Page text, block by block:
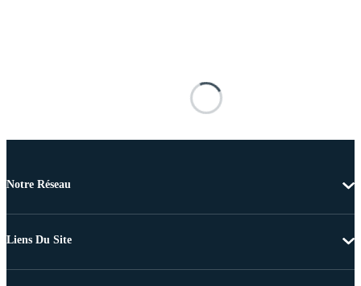
Notre Réseau
Liens Du Site